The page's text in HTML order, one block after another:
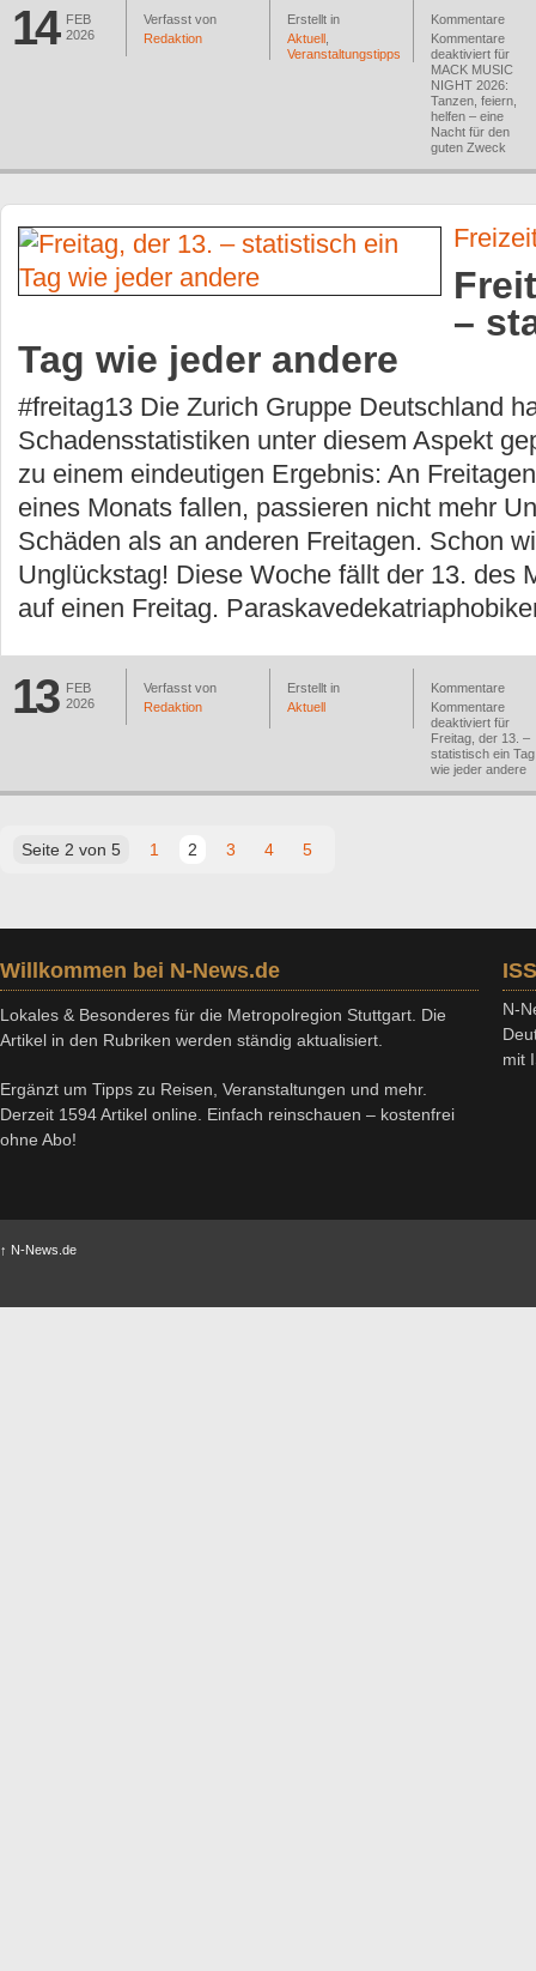
14
FEB
2026
Verfasst von
Redaktion
Erstellt in
Aktuell
Veranstaltungstipps
Kommentare
Kommentare
deaktiviert für
MACK MUSIC
NIGHT 2026:
Tanzen, feiern,
helfen – eine
Nacht für den
guten Zweck
–
Tag wie jeder andere
#freitag13 Die Zurich Gruppe Deutschland
Schadensstatistiken unter diesem Aspekt
zu einem eindeutigen Ergebnis: An
eines Monats fallen, passieren nicht mehr
Schäden als an anderen Freitagen. Schon
Unglückstag! Diese Woche fällt der 13. des
auf einen Freitag.
13
FEB
2026
Verfasst von
Redaktion
Erstellt in
Aktuell
Kommentare
Kommentare
deaktiviert für
Freitag, der 13. –
statistisch ein Tag
wie jeder andere
Seite 2 von 5 1 2 3 4 5
Willkommen bei N-News.de
Lokales & Besonderes für die Metropolregion Stuttgart. Die
Artikel in den Rubriken werden ständig aktualisiert.
Ergänzt um Tipps zu Reisen, Veranstaltungen und mehr.
Derzeit 1594 Artikel online. Einfach reinschauen – kostenfrei
ohne Abo!
N-
mit
↑ N-News.de